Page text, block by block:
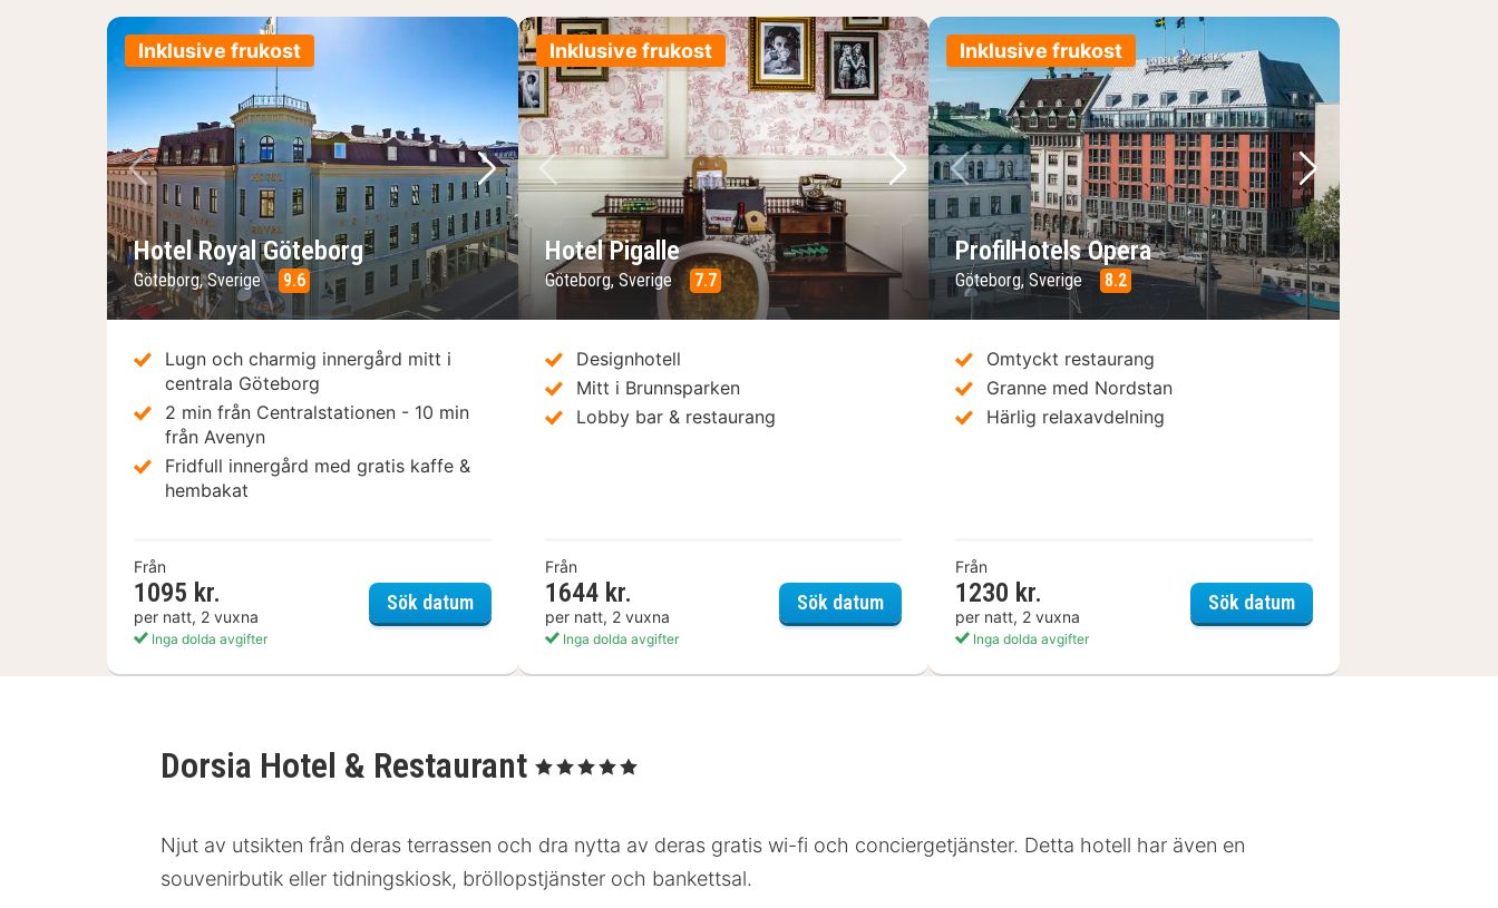
Inklusive frukost
Föregående bild
Nästa bild
Hotel Royal Göteborg
Göteborg, Sverige 9.6
Lugn och charmig innergård mitt i
centrala Göteborg
2 min från Centralstationen - 10 min
från Avenyn
Fridfull innergård med gratis kaffe &
hembakat
Från
1095 kr.
per natt, 2 vuxna
Inga dolda avgifter
Sök datumHotel Royal Göteborg
Inklusive frukost
Föregående bild
Nästa bild
Hotel Pigalle
Göteborg, Sverige 7.7
Designhotell
Mitt i Brunnsparken
Lobby bar & restaurang
Från
1644 kr.
per natt, 2 vuxna
Inga dolda avgifter
Sök datumHotel Pigalle
Inklusive frukost
Föregående bild
Nästa bild
ProfilHotels Opera
Göteborg, Sverige 8.2
Omtyckt restaurang
Granne med Nordstan
Härlig relaxavdelning
Från
1230 kr.
per natt, 2 vuxna
Inga dolda avgifter
Sök datumProfilHotels Opera
Dorsia Hotel & Restaurant , 5 Stjärnor
Njut av utsikten från deras terrassen och dra nytta av deras gratis wi-fi och conciergetjänster. Detta hotell har även en
souvenirbutik eller tidningskiosk, bröllopstjänster och bankettsal.